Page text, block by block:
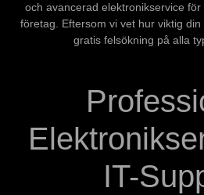
och avancerad elektronikservice
företag. Eftersom vi vet hur viktig
gratis felsökning på alla
IT-